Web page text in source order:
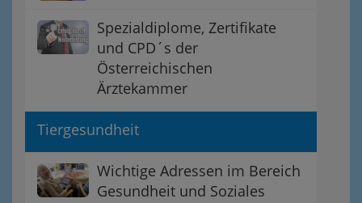
Spezialdiplome, Zertifikate
und CPD´s der
Österreichischen
Ärztekammer
Tiergesundheit
Wichtige Adressen im Bereich
Gesundheit und Soziales